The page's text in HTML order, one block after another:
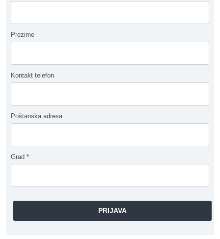
Prezime
Kontakt telefon
Poštanska adresa
Grad *